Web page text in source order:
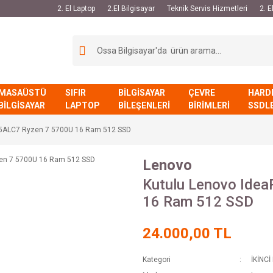
2. El Laptop 2.El Bilgisayar Teknik Servis Hizmetleri 2.
SIFIR
LAPTOP
BİLGİSAYAR
BİLEŞENLERİ
ÇEVRE
BİRİMLERİ
Ryzen 7 5700U 16 Ram 512 SSD
Lenovo
Kutulu Lenovo
16 Ram 512 SSD
24.000,00 TL
Kategori
İKİNCİ